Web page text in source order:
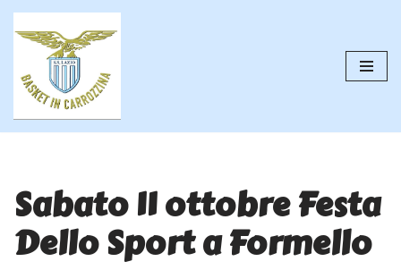
contenuto
Sabato 11 ottobre Festa
Dello Sport a Formello